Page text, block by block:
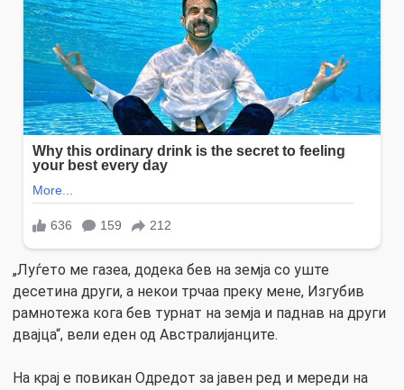
„Луѓето ме газеа, додека бев на земја со уште
десетина други, а некои трчаа преку мене, Изгубив
рамнотежа кога бев турнат на земја и паднав на други
двајца“, вели еден од Австралијанците.
На крај е повикан Одредот за јавен ред и мереди на